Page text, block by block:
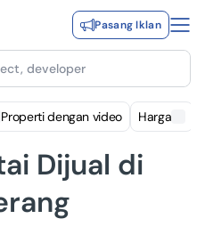
Pasang Iklan
developer
Properti dengan video Harga
Dijual di